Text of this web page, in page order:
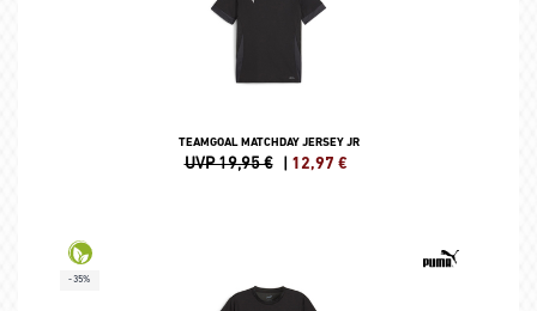
TEAMGOAL MATCHDAY JERSEY JR
UVP 19,95 € | 12,97 €
-35%